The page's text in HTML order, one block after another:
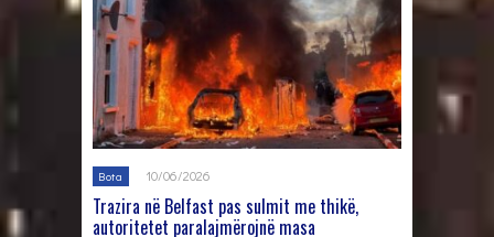
Bota 10/06/2026
Trazira në Belfast pas sulmit me thikë,
autoritetet paralajmërojnë masa